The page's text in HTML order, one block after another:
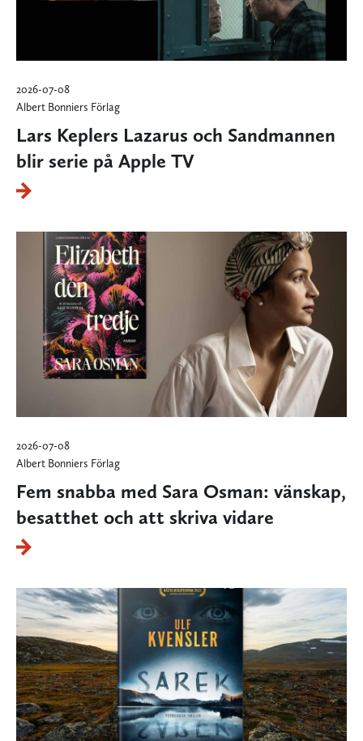
2026-07-08
Albert Bonniers Förlag
Lars Keplers Lazarus och Sandmannen
blir serie på Apple TV
2026-07-08
Albert Bonniers Förlag
Fem snabba med Sara Osman: vänskap,
besatthet och att skriva vidare